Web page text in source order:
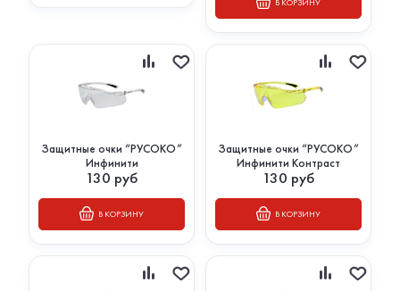
Защитные очки “РУСОКО”
Инфинити
130 руб
В КОРЗИНУ
Защитные очки “РУСОКО”
Инфинити Контраст
130 руб
В КОРЗИНУ